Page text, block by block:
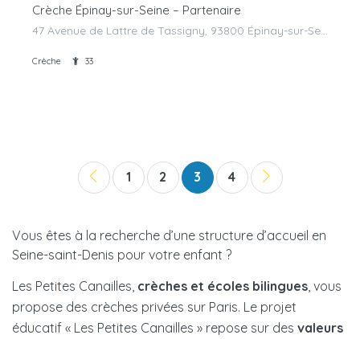
Crèche Épinay-sur-Seine – Partenaire
47 Avenue de Lattre de Tassigny, 93800 Épinay-sur-Seine, France
Crèche 33
1 2 3 4
Vous êtes à la recherche d’une structure d’accueil en
Seine-saint-Denis pour votre enfant ?
Les Petites Canailles, crèches et écoles bilingues , vous
propose des crèches privées sur Paris. Le projet
éducatif « Les Petites Canailles » repose sur des valeurs